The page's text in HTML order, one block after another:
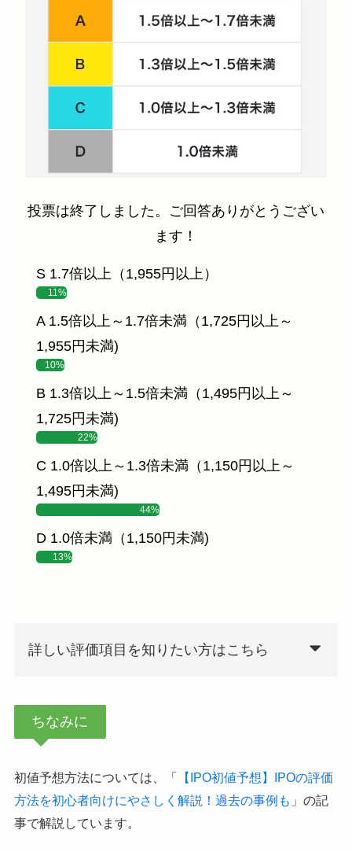
投票は終了しました。ご回答ありがとうござい
ます！
S 1.7倍以上（1,955円以上）
11%
A 1.5倍以上～1.7倍未満（1,725円以上～
1,955円未満)
10%
B 1.3倍以上～1.5倍未満（1,495円以上～
1,725円未満)
22%
C 1.0倍以上～1.3倍未満（1,150円以上～
1,495円未満)
44%
D 1.0倍未満（1,150円未満)
13%
詳しい評価項目を知りたい方はこちら
ちなみに
初値予想方法については、「
【IPO初値予想】IPOの評価
方法を初心者向けにやさしく解説！過去の事例も 」の記
事で解説しています。